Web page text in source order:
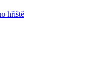
hřiště